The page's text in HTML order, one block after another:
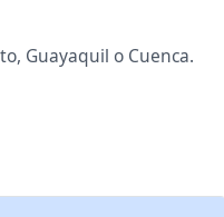
Guayaquil o Cuenca.